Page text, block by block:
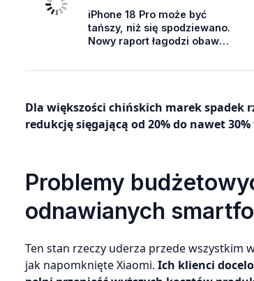
iPhone 18 Pro może być
tańszy, niż się spodziewano.
Nowy raport łagodzi obawy
Dla większości chińskich marek spadek
redukcję sięgającą od 20% do nawet
Problemy
odnawianych
Ten stan rzeczy uderza przede wszystkim
jak napomknięte Xiaomi. Ich klienci